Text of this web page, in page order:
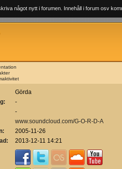
något nytt i forumen. Innehåll i forum osv
Görda
-
-
www.soundcloud.com/G-O-R-D-A
2005-11-26
2013-12-11 14:21